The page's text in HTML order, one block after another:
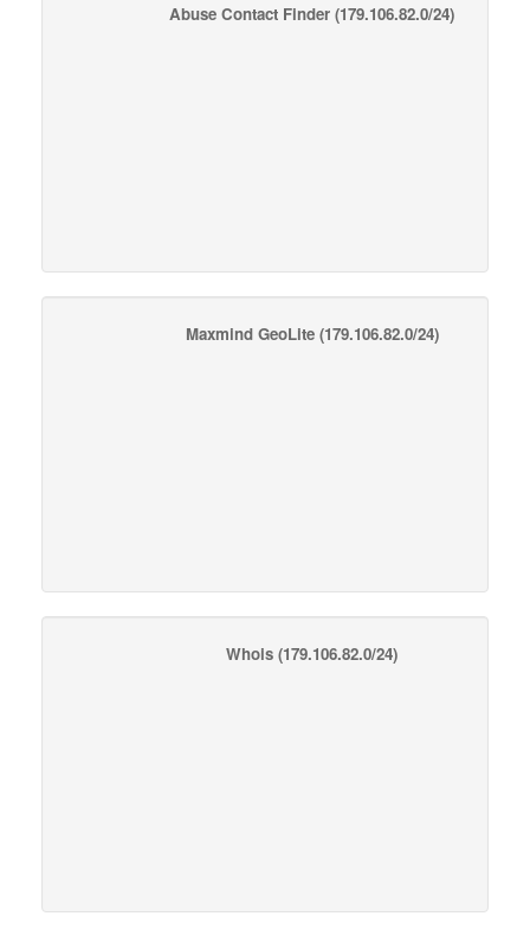
Abuse Contact Finder (179.106.82.0/24)
Maxmind GeoLite(179.106.82.0/24)
Whois (179.106.82.0/24)